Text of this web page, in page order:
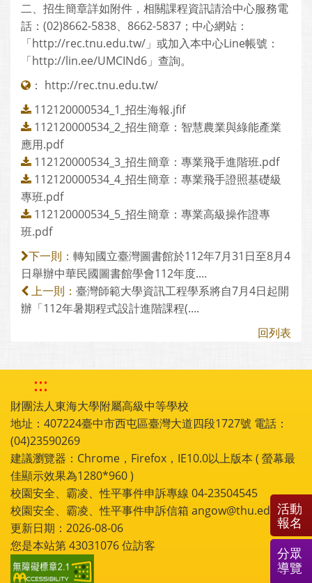
二、招生簡章詳如附件，相關課程資訊請洽中心服務電
話：(02)8662-5838、8662-5837；中心網站：
「http://rec.tnu.edu.tw/」或加入本中心Line帳號：
「http://lin.ee/UMCINd6」查詢。
： http://rec.tnu.edu.tw/
112120000534_1_招生海報.jfif
112120000534_2_招生簡章：智慧農業與綠能產業
應用.pdf
112120000534_3_招生簡章：專業飛手進階班.pdf
112120000534_4_招生簡章：專業飛手證照基礎級
專班.pdf
112120000534_5_招生簡章：專業高級操作證專
班.pdf
下一則： 轉知國立臺灣圖書館於112年7月31日至8月4
日舉辦中華民國圖書館學會112年度....
上一則： 臺灣師範大學資訊工程學系將自7月4日起開
辦「112年暑期程式設計進階課程(....
回列表
:::
財團法人東海大學附屬高級中等學校
地址：407224臺中市西屯區臺灣大道四段1727號 電話：
(04)23590269
建議瀏覽器：Chrome，Firefox，IE10.0以上版本 ( 螢幕最
佳顯示效果為1280*960 )
校園安全、霸凌、性平事件申訴專線 04-23504545
校園安全、霸凌、性平事件申訴信箱 angow@thu.edu.tw
更新日期：2026-08-06
您是本站第43031076位訪客
活動
報名
分眾
導覽